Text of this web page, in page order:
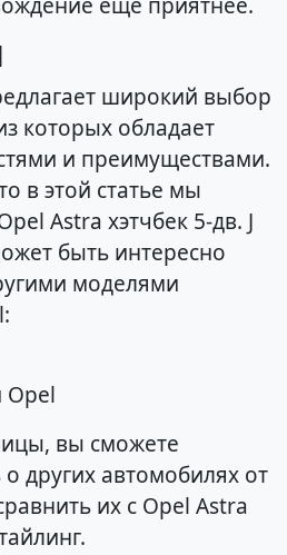
широкий выбор
которых обладает
и преимуществами.
в этой статье мы
Astra хэтчбек 5-дв. J
быть интересно
моделями
Opel
вы сможете
других автомобилях от
их с Opel Astra